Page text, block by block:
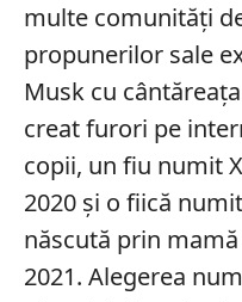
multe comunități
propunerilor sale
Musk cu
creat furori pe
copii, un fiu numit
2020 și o fiică
născută prin
2021. Alegerea